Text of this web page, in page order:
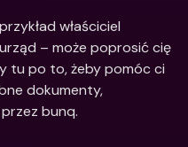
właściciel
– może poprosić cię
tu po to, żeby pomóc ci
dokumenty,
bunq.